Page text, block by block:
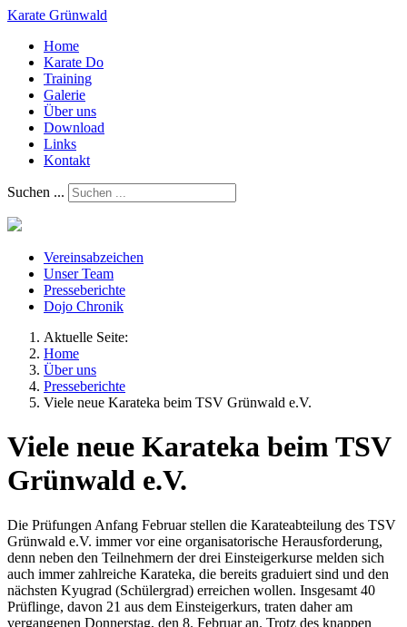
Karate Grünwald
Home
Karate Do
Training
Galerie
Über uns
Download
Links
Kontakt
Suchen ...
Vereinsabzeichen
Unser Team
Presseberichte
Dojo Chronik
Aktuelle Seite:
Home
Über uns
Presseberichte
Viele neue Karateka beim TSV Grünwald e.V.
Viele neue Karateka beim TSV
Grünwald e.V.
Die Prüfungen Anfang Februar stellen die Karateabteilung des TSV
Grünwald e.V. immer vor eine organisatorische Herausforderung,
denn neben den Teilnehmern der drei Einsteigerkurse melden sich
auch immer zahlreiche Karateka, die bereits graduiert sind und den
nächsten Kyugrad (Schülergrad) erreichen wollen. Insgesamt 40
Prüflinge, davon 21 aus dem Einsteigerkurs, traten daher am
vergangenen Donnerstag, den 8. Februar an. Trotz des knappen